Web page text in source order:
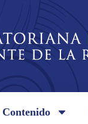
Contenido